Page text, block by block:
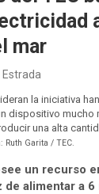
mar
Estrada
la iniciativa
dispositivo mucho
una alta
Ruth Garita / TEC.
un recurso
de alimentar a